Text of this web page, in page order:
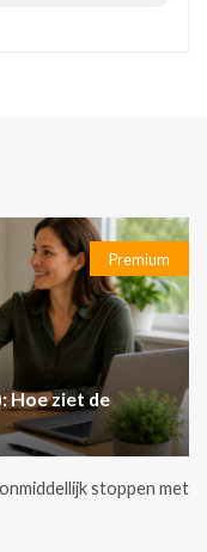
Premium
Hoe ziet de
stoppen met